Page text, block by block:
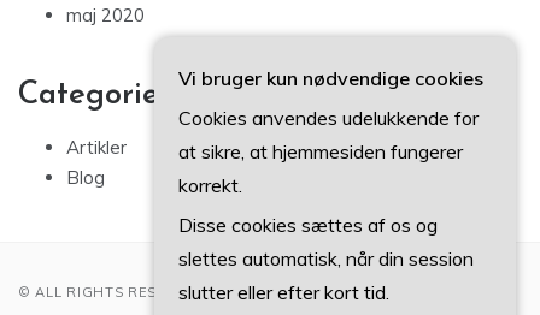
maj 2020
Categories
Artikler
Blog
© ALL RIGHTS RESERVED 2022
Vi bruger kun nødvendige cookies
Cookies anvendes udelukkende for
at sikre, at hjemmesiden fungerer
korrekt.
Disse cookies sættes af os og
slettes automatisk, når din session
slutter eller efter kort tid.